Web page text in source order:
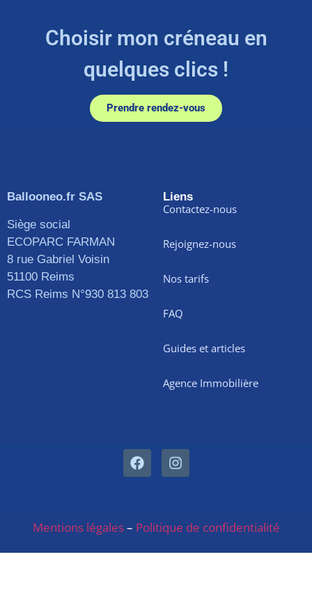
Choisir mon créneau en
quelques clics !
Prendre rendez-vous
Ballooneo.fr SAS
Siège social
ECOPARC FARMAN
8 rue Gabriel Voisin
51100 Reims
RCS Reims N°930 813 803
Liens
Contactez-nous
Rejoignez-nous
Nos tarifs
FAQ
Guides et articles
Agence Immobilière
Mentions légales– Politique de confidentialité